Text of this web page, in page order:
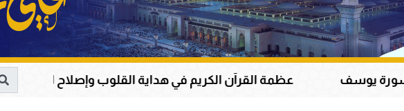
عظمة القرآن الكريم في هداية القلوب وإصلاح المجتمعات وقيادة الإنسانية